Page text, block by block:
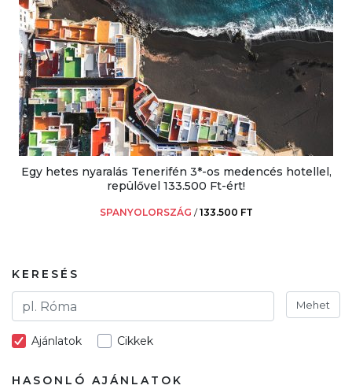
Egy hetes nyaralás Tenerifén 3*-os medencés hotellel,
repülővel 133.500 Ft-ért!
SPANYOLORSZÁG /133.500 FT
KERESÉS
Mehet
Ajánlatok Cikkek
HASONLÓ AJÁNLATOK